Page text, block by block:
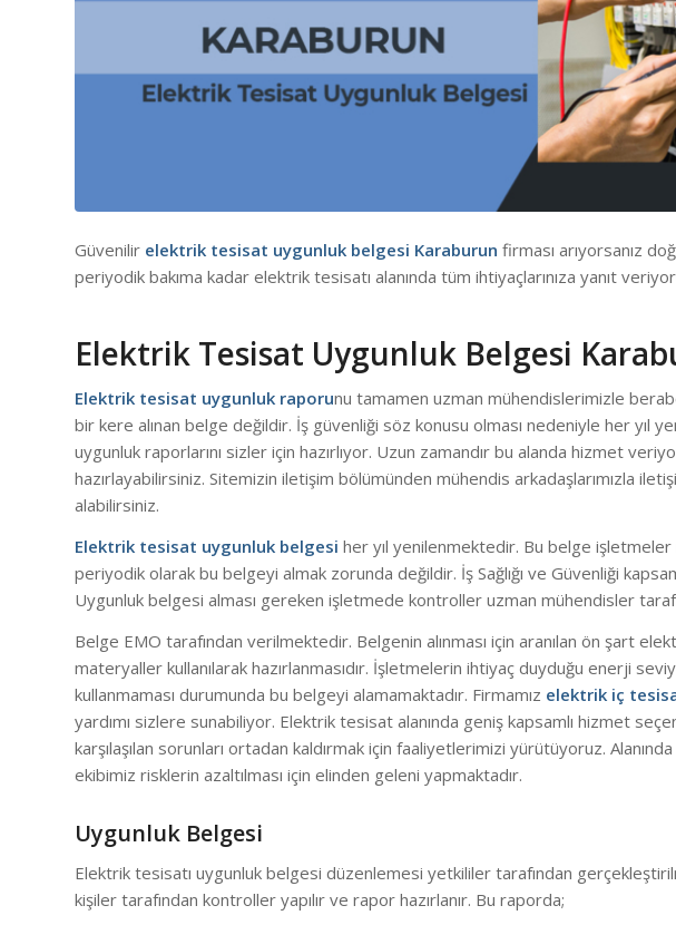
Güvenilir elektrik tesisat uygunluk belgesi Karaburun firması arıyorsanız
periyodik bakıma kadar elektrik tesisatı alanında tüm ihtiyaçlarınıza yanıt
Elektrik Tesisat Uygunluk Belgesi
Elektrik tesisat uygunluk raporunu tamamen uzman mühendislerimizle
bir kere alınan belge değildir. İş güvenliği söz konusu olması nedeniyle her yıl
uygunluk raporlarını sizler için hazırlıyor. Uzun zamandır bu alanda hizmet
hazırlayabilirsiniz. Sitemizin iletişim bölümünden mühendis arkadaşlarımızla
alabilirsiniz.
Elektrik tesisat uygunluk belgesi her yıl yenilenmektedir. Bu belge
periyodik olarak bu belgeyi almak zorunda değildir. İş Sağlığı ve Güvenliği
Uygunluk belgesi alması gereken işletmede kontroller uzman mühendisler
Belge EMO tarafından verilmektedir. Belgenin alınması için aranılan ön şart
materyaller kullanılarak hazırlanmasıdır. İşletmelerin ihtiyaç duyduğu enerji
kullanmaması durumunda bu belgeyi alamamaktadır. Firmamız elektrik iç
yardımı sizlere sunabiliyor. Elektrik tesisat alanında geniş kapsamlı hizmet
karşılaşılan sorunları ortadan kaldırmak için faaliyetlerimizi yürütüyoruz.
ekibimiz risklerin azaltılması için elinden geleni yapmaktadır.
Uygunluk Belgesi
Elektrik tesisatı uygunluk belgesi düzenlemesi yetkililer tarafından
kişiler tarafından kontroller yapılır ve rapor hazırlanır. Bu raporda;